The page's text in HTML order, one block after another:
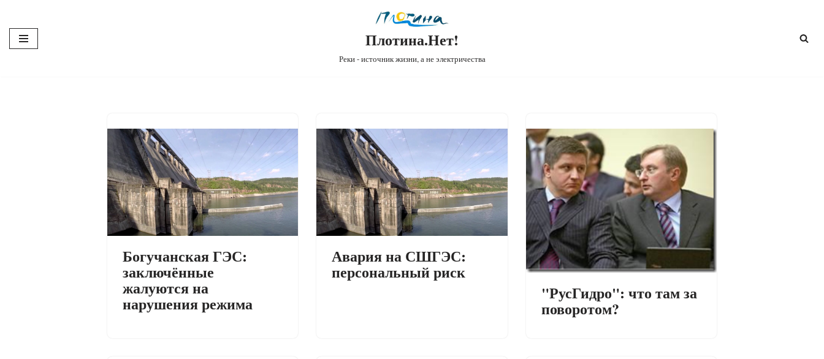
Перейти
к
Плотина.Нет!
Реки - источник жизни, а не электричества
Богучанская ГЭС:
заключённые
жалуются на
нарушения режима
Авария на СШГЭС:
персональный риск
"РусГидро": что там за
поворотом?